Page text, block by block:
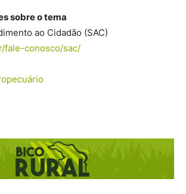
sobre o tema
ao Cidadão (SAC)
fale-conosco/sac/